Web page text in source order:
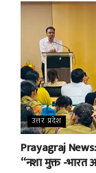
उत्तर प्रदेश
Prayagraj News:
“नशा मुक्त -